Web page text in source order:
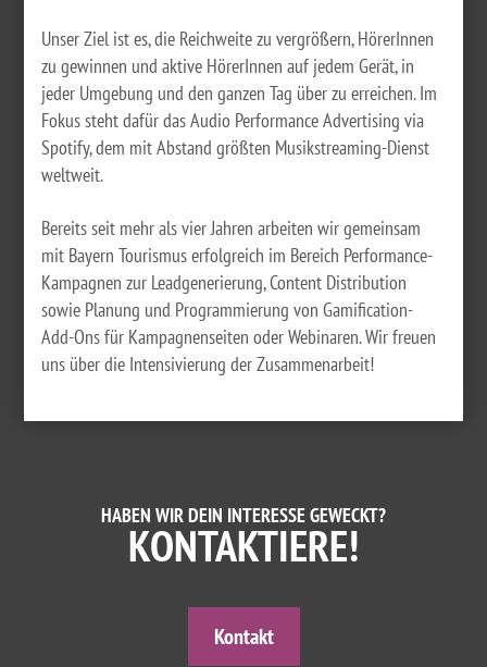
Unser Ziel ist es, die Reichweite zu vergrößern, HörerInnen
zu gewinnen und aktive HörerInnen auf jedem Gerät, in
jeder Umgebung und den ganzen Tag über zu erreichen. Im
Fokus steht dafür das Audio Performance Advertising via
Spotify, dem mit Abstand größten Musikstreaming-Dienst
weltweit.
Bereits seit mehr als vier Jahren arbeiten wir gemeinsam
mit Bayern Tourismus erfolgreich im Bereich Performance-
Kampagnen zur Leadgenerierung, Content Distribution
sowie Planung und Programmierung von Gamification-
Add-Ons für Kampagnenseiten oder Webinaren. Wir freuen
uns über die Intensivierung der Zusammenarbeit!
HABEN WIR DEIN INTERESSE GEWECKT?
KONTAKTIERE!
Kontakt